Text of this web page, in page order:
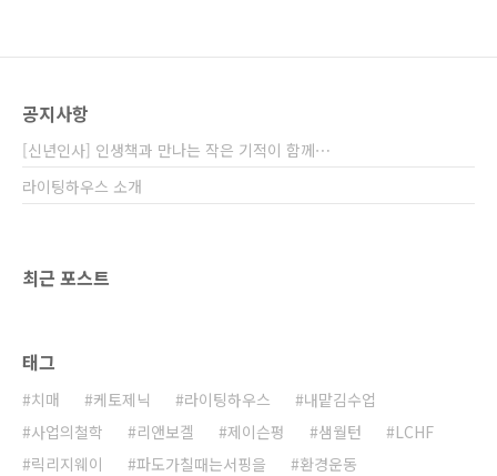
공지사항
[신년인사] 인생책과 만나는 작은 기적이 함께⋯
라이팅하우스 소개
최근 포스트
태그
치매 케토제닉 라이팅하우스
내맡김수업
사업의철학
리앤보겔 제이슨펑 샘월턴
LCHF
릭리지웨이
파도가칠때는서핑을
환경운동